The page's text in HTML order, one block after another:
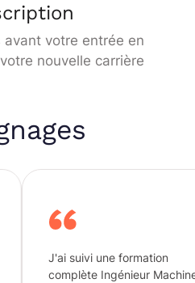
avant votre entrée en
nouvelle carrière
une formation
Ingénieur Machine